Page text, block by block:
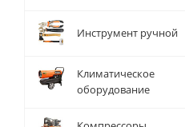
Инструмент ручной
Климатическое
оборудование